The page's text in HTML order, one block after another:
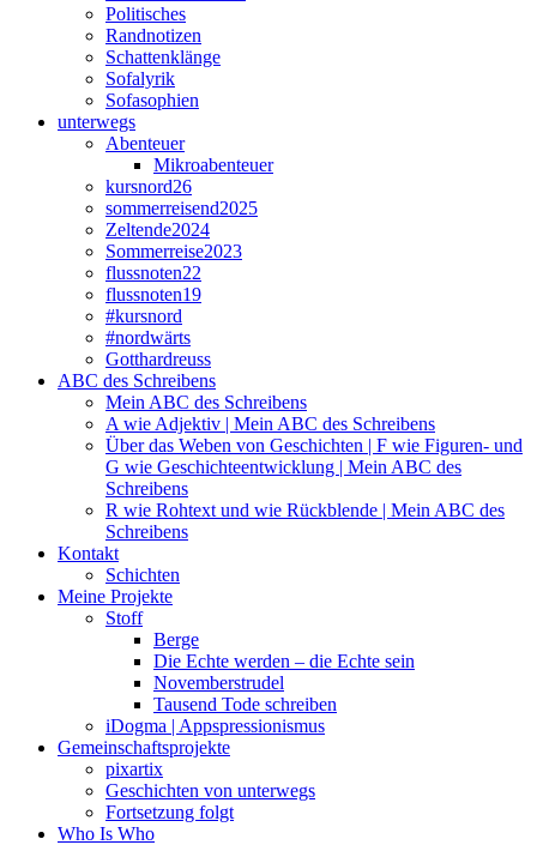
Politisches
Randnotizen
Schattenklänge
Sofalyrik
Sofasophien
unterwegs
Abenteuer
Mikroabenteuer
kursnord26
sommerreisend2025
Zeltende2024
Sommerreise2023
flussnoten22
flussnoten19
#kursnord
#nordwärts
Gotthardreuss
ABC des Schreibens
Mein ABC des Schreibens
A wie Adjektiv | Mein ABC des Schreibens
Über das Weben von Geschichten | F wie Figuren- und
G wie Geschichteentwicklung | Mein ABC des
Schreibens
R wie Rohtext und wie Rückblende | Mein ABC des
Schreibens
Kontakt
Schichten
Meine Projekte
Stoff
Berge
Die Echte werden – die Echte sein
Novemberstrudel
Tausend Tode schreiben
iDogma | Appspressionismus
Gemeinschaftsprojekte
pixartix
Geschichten von unterwegs
Fortsetzung folgt
Who Is Who